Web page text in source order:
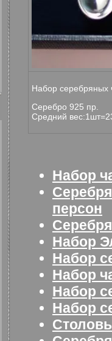
Набор серебряных
Серебро 925 пр.
Средний
Набор
персон
Набор
Набор
Набор
Набор
Набор